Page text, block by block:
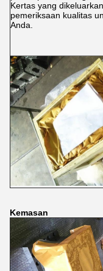
Kertas yang
pemeriksaan kualitas
Anda.
Kemasan